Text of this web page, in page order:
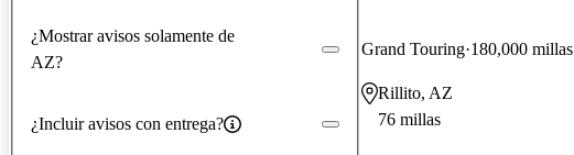
¿Mostrar avisos solamente de
AZ?
¿Incluir avisos con entrega?
Grand Touring 180,000 millas
Rillito, AZ
76 millas